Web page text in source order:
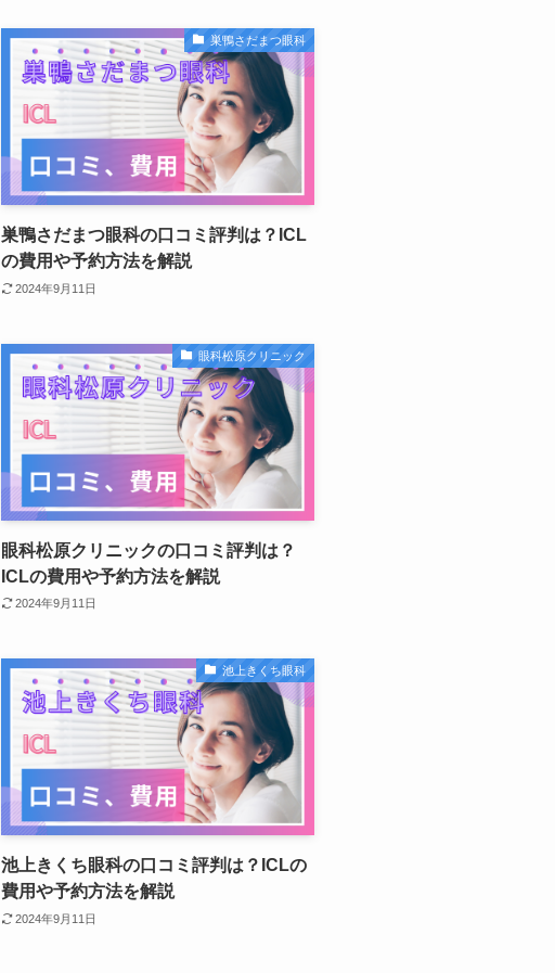
巣鴨さだまつ眼科
巣鴨さだまつ眼科の口コミ評判は？ICL
の費用や予約方法を解説
2024年9月11日
眼科松原クリニック
眼科松原クリニックの口コミ評判は？
ICLの費用や予約方法を解説
2024年9月11日
池上きくち眼科
池上きくち眼科の口コミ評判は？ICLの
費用や予約方法を解説
2024年9月11日